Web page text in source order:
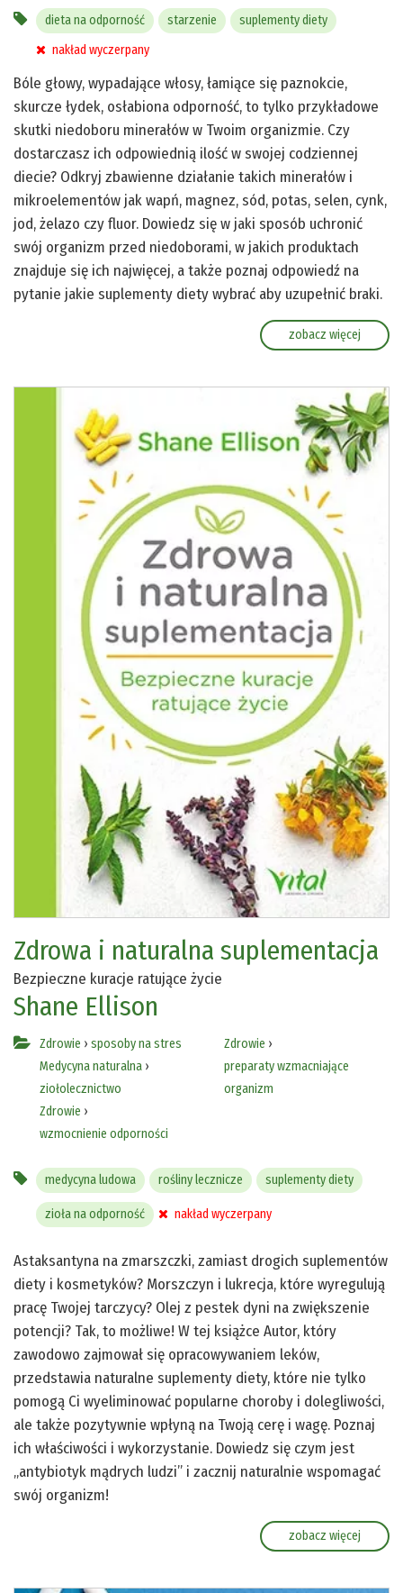
dieta na odporność starzenie
suplementy diety
nakład wyczerpany
Bóle głowy, wypadające włosy, łamiące się paznokcie,
skurcze łydek, osłabiona odporność, to tylko przykładowe
skutki niedoboru minerałów w Twoim organizmie. Czy
dostarczasz ich odpowiednią ilość w swojej codziennej
diecie? Odkryj zbawienne działanie takich minerałów i
mikroelementów jak wapń, magnez, sód, potas, selen, cynk,
jod, żelazo czy fluor. Dowiedz się w jaki sposób uchronić
swój organizm przed niedoborami, w jakich produktach
znajduje się ich najwięcej, a także poznaj odpowiedź na
pytanie jakie suplementy diety wybrać aby uzupełnić braki.
zobacz więcej
Zdrowa i naturalna suplementacja
Bezpieczne kuracje ratujące życie
Shane Ellison
Zdrowie › sposoby na stres
Medycyna naturalna ›
ziołolecznictwo
Zdrowie ›
wzmocnienie odporności
Zdrowie ›
preparaty wzmacniające
organizm
medycyna ludowa rośliny lecznicze suplementy diety
zioła na odporność nakład wyczerpany
Astaksantyna na zmarszczki, zamiast drogich suplementów
diety i kosmetyków? Morszczyn i lukrecja, które wyregulują
pracę Twojej tarczycy? Olej z pestek dyni na zwiększenie
potencji? Tak, to możliwe! W tej książce Autor, który
zawodowo zajmował się opracowywaniem leków,
przedstawia naturalne suplementy diety, które nie tylko
pomogą Ci wyeliminować popularne choroby i dolegliwości,
ale także pozytywnie wpłyną na Twoją cerę i wagę. Poznaj
ich właściwości i wykorzystanie. Dowiedz się czym jest
„antybiotyk mądrych ludzi” i zacznij naturalnie wspomagać
swój organizm!
zobacz więcej